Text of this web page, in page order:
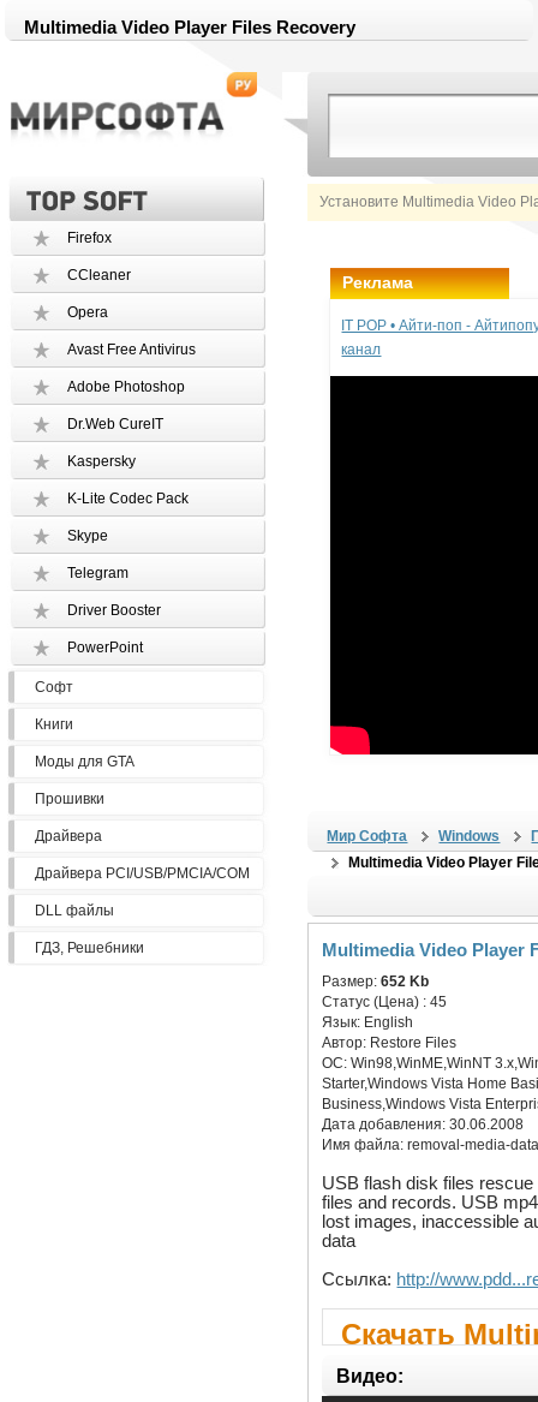
Multimedia Video Player Files Recovery
Установите Multimedia Video
Firefox
CCleaner
Opera
Avast Free Antivirus
Adobe Photoshop
Dr.Web CureIT
Kaspersky
K-Lite Codec Pack
Skype
Telegram
Driver Booster
PowerPoint
Софт
Книги
Моды для GTA
Прошивки
Драйвера
Драйвера PCI/USB/PMCIA/COM
DLL файлы
ГДЗ, Решебники
Реклама
IT POP • Айти-поп -
канал
Мир Софта Windows
Multimedia Video Player
Multimedia Video Player
Размер:652 Kb
Статус (Цена) :45
Язык: English
Автор: Restore Files
ОС:Win98,WinME,WinNT
Starter,Windows Vista Home
Business,Windows Vista
Дата добавления:30.06.2008
Имя файла:removal-media-
USB flash disk files
files and records. USB
lost images, inaccessible
data
Ссылка: http://
Скачать
Recovery
Видео: